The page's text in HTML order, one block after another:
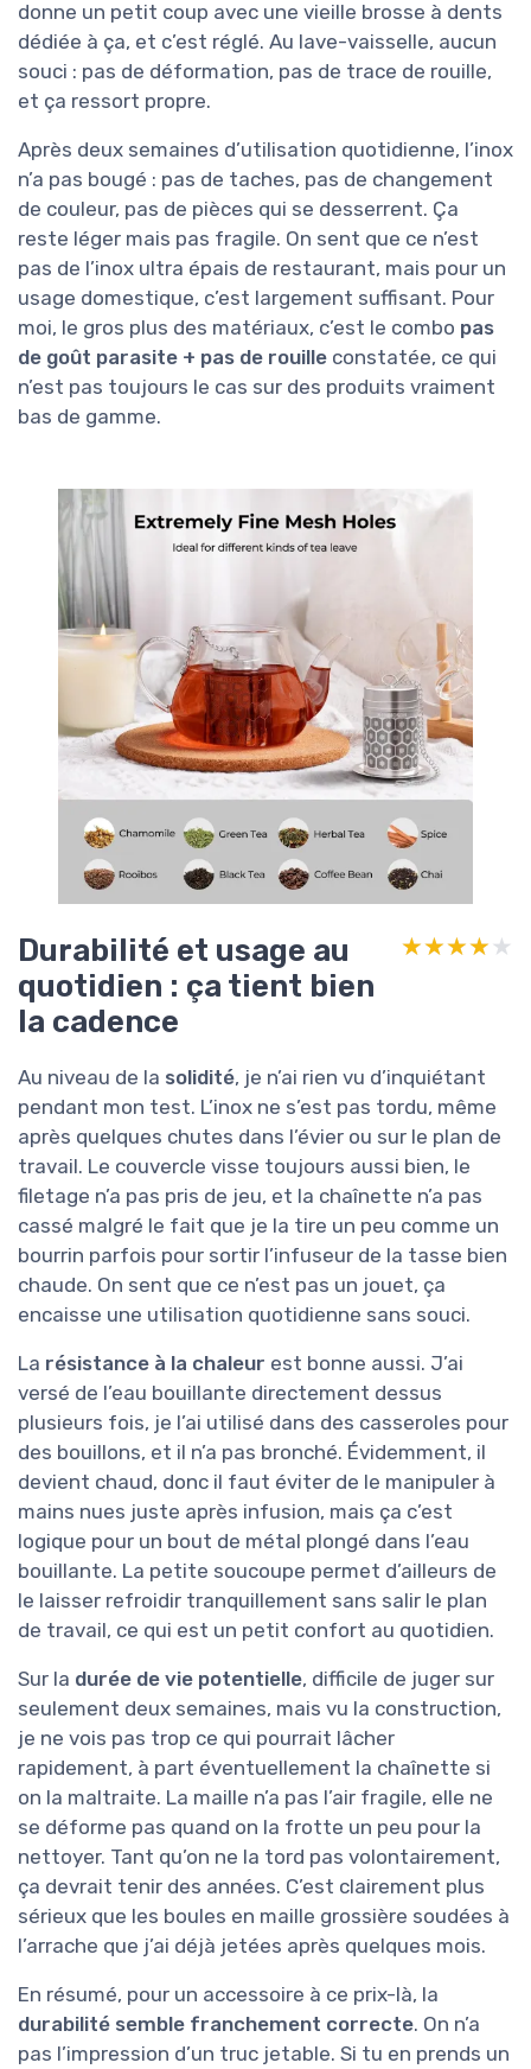
donne un petit coup avec une vieille brosse à dents
dédiée à ça, et c’est réglé. Au lave-vaisselle, aucun
souci : pas de déformation, pas de trace de rouille,
et ça ressort propre.
Après deux semaines d’utilisation quotidienne, l’inox
n’a pas bougé : pas de taches, pas de changement
de couleur, pas de pièces qui se desserrent. Ça
reste léger mais pas fragile. On sent que ce n’est
pas de l’inox ultra épais de restaurant, mais pour un
usage domestique, c’est largement suffisant. Pour
moi, le gros plus des matériaux, c’est le combo pas
de goût parasite + pas de rouille constatée, ce qui
n’est pas toujours le cas sur des produits vraiment
bas de gamme.
Durabilité et usage au
quotidien : ça tient bien
la cadence
★★★★★
★★★★★
Au niveau de la solidité, je n’ai rien vu d’inquiétant
pendant mon test. L’inox ne s’est pas tordu, même
après quelques chutes dans l’évier ou sur le plan de
travail. Le couvercle visse toujours aussi bien, le
filetage n’a pas pris de jeu, et la chaînette n’a pas
cassé malgré le fait que je la tire un peu comme un
bourrin parfois pour sortir l’infuseur de la tasse bien
chaude. On sent que ce n’est pas un jouet, ça
encaisse une utilisation quotidienne sans souci.
La résistance à la chaleur est bonne aussi. J’ai
versé de l’eau bouillante directement dessus
plusieurs fois, je l’ai utilisé dans des casseroles pour
des bouillons, et il n’a pas bronché. Évidemment, il
devient chaud, donc il faut éviter de le manipuler à
mains nues juste après infusion, mais ça c’est
logique pour un bout de métal plongé dans l’eau
bouillante. La petite soucoupe permet d’ailleurs de
le laisser refroidir tranquillement sans salir le plan
de travail, ce qui est un petit confort au quotidien.
Sur la durée de vie potentielle, difficile de juger sur
seulement deux semaines, mais vu la construction,
je ne vois pas trop ce qui pourrait lâcher
rapidement, à part éventuellement la chaînette si
on la maltraite. La maille n’a pas l’air fragile, elle ne
se déforme pas quand on la frotte un peu pour la
nettoyer. Tant qu’on ne la tord pas volontairement,
ça devrait tenir des années. C’est clairement plus
sérieux que les boules en maille grossière soudées à
l’arrache que j’ai déjà jetées après quelques mois.
En résumé, pour un accessoire à ce prix-là, la
durabilité semble franchement correcte. On n’a
pas l’impression d’un truc jetable. Si tu en prends un